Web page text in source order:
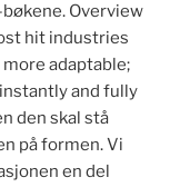
Overview
hit industries
adaptable;
and fully
den skal stå
på formen. Vi
en del